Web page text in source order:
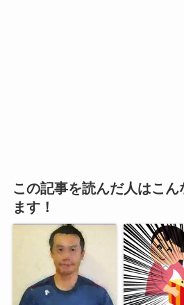
この記事を読んだ人はこ
ます！